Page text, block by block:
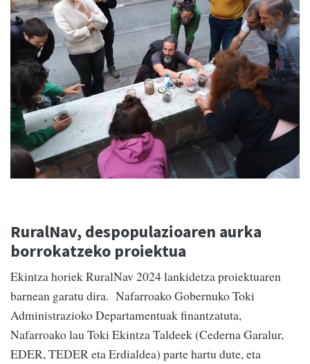
RuralNav, despopulazioaren aurka
borrokatzeko proiektua
Ekintza horiek RuralNav 2024 lankidetza proiektuaren
barnean garatu dira. Nafarroako Gobernuko Toki
Administrazioko Departamentuak finantzatuta,
Nafarroako lau Toki Ekintza Taldeek (Cederna Garalur,
EDER, TEDER eta Erdialdea) parte hartu dute, eta